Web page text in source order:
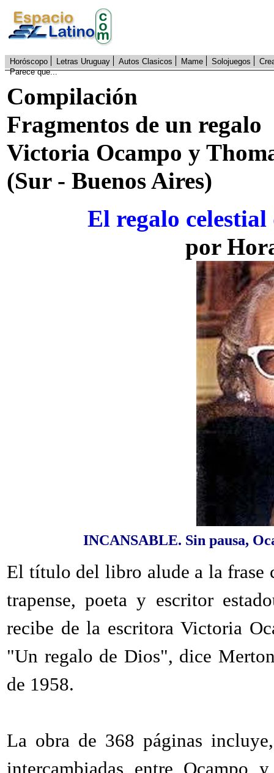
Horóscopo Letras Uruguay Autos Clasicos Mame Solojuegos
Parece que...
Compilación
Fragmentos de un regalo
Victoria Ocampo y
(Sur - Buenos Aires)
El regalo
por
INCANSABLE. Sin pausa,
El título del libro alude a la frase
trapense, poeta y escritor
recibe de la escritora Victoria
"Un regalo de Dios", dice
de 1958.
La obra de 368 páginas
intercambiadas entre